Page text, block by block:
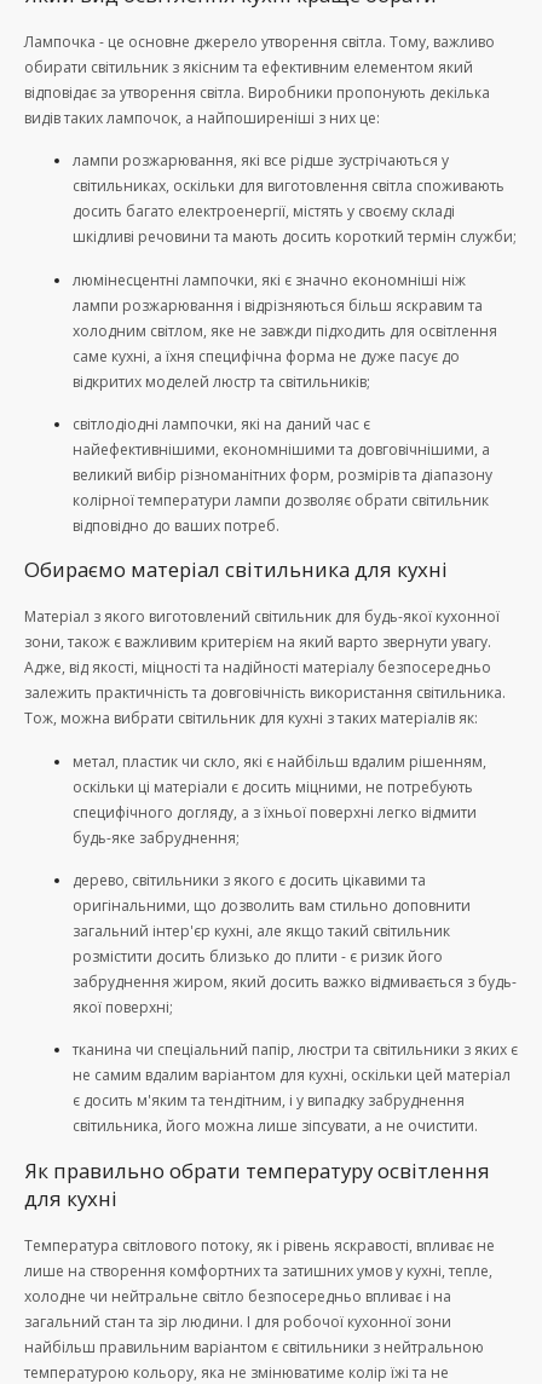
Лампочка - це основне джерело утворення світла. Тому, важливо
обирати світильник з якісним та ефективним елементом який
відповідає за утворення світла. Виробники пропонують декілька
видів таких лампочок, а найпоширеніші з них це:
лампи розжарювання, які все рідше зустрічаються у
світильниках, оскільки для виготовлення світла споживають
досить багато електроенергії, містять у своєму складі
шкідливі речовини та мають досить короткий термін служби;
люмінесцентні лампочки, які є значно економніші ніж
лампи розжарювання і відрізняються більш яскравим та
холодним світлом, яке не завжди підходить для освітлення
саме кухні, а їхня специфічна форма не дуже пасує до
відкритих моделей люстр та світильників;
світлодіодні лампочки, які на даний час є
найефективнішими, економнішими та довговічнішими, а
великий вибір різноманітних форм, розмірів та діапазону
колірної температури лампи дозволяє обрати світильник
відповідно до ваших потреб.
Обираємо матеріал світильника для кухні
Матеріал з якого виготовлений світильник для будь-якої кухонної
зони, також є важливим критерієм на який варто звернути увагу.
Адже, від якості, міцності та надійності матеріалу безпосередньо
залежить практичність та довговічність використання світильника.
Тож, можна вибрати світильник для кухні з таких матеріалів як:
метал, пластик чи скло, які є найбільш вдалим рішенням,
оскільки ці матеріали є досить міцними, не потребують
специфічного догляду, а з їхньої поверхні легко відмити
будь-яке забруднення;
дерево, світильники з якого є досить цікавими та
оригінальними, що дозволить вам стильно доповнити
загальний інтер'єр кухні, але якщо такий світильник
розмістити досить близько до плити - є ризик його
забруднення жиром, який досить важко відмивається з будь-
якої поверхні;
тканина чи спеціальний папір, люстри та світильники з яких є
не самим вдалим варіантом для кухні, оскільки цей матеріал
є досить м'яким та тендітним, і у випадку забруднення
світильника, його можна лише зіпсувати, а не очистити.
Як правильно обрати температуру освітлення
для кухні
Температура світлового потоку, як і рівень яскравості, впливає не
лише на створення комфортних та затишних умов у кухні, тепле,
холодне чи нейтральне світло безпосередньо впливає і на
загальний стан та зір людини. І для робочої кухонної зони
найбільш правильним варіантом є світильники з нейтральною
температурою кольору, яка не змінюватиме колір їжі та не